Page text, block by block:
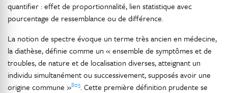
quantifier : effet de proportionnalité, lien statistique avec
pourcentage de ressemblance ou de différence.
La notion de spectre évoque un terme très ancien en médecine,
la diathèse, définie comme un « ensemble de symptômes et de
troubles, de nature et de localisation diverses, atteignant un
individu simultanément ou successivement, supposés avoir une
origine commune »803. Cette première définition prudente se